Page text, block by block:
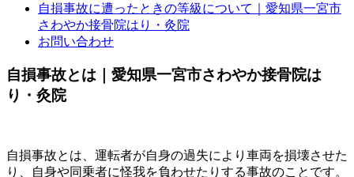
自損事故に遭ったときの等級について｜愛知県一宮市
さわやか接骨院はり・灸院
お問い合わせ
自損事故とは｜愛知県一宮市さわやか接骨院は
り・灸院
自損事故とは、運転者が自身の過失により車両を損壊させた
り、自身や同乗者に怪我を負わせたりする事故のことです。